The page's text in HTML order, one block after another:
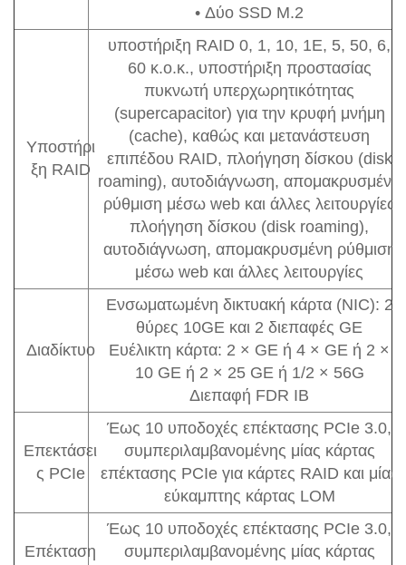
• Δύο SSD M.2
Υποστήρι
ξη RAID
υποστήριξη RAID 0, 1, 10, 1E, 5, 50, 6,
60 κ.ο.κ., υποστήριξη προστασίας
πυκνωτή υπερχωρητικότητας
(supercapacitor) για την κρυφή μνήμη
(cache), καθώς και μετανάστευση
επιπέδου RAID, πλοήγηση δίσκου (disk
roaming), αυτοδιάγνωση, απομακρυσμένη
ρύθμιση μέσω web και άλλες λειτουργίες
πλοήγηση δίσκου (disk roaming),
αυτοδιάγνωση, απομακρυσμένη ρύθμιση
μέσω web και άλλες λειτουργίες
Διαδίκτυο
Ενσωματωμένη δικτυακή κάρτα (NIC): 2
θύρες 10GE και 2 διεπαφές GE
Ευέλικτη κάρτα: 2 × GE ή 4 × GE ή 2 ×
10 GE ή 2 × 25 GE ή 1/2 × 56G
Διεπαφή FDR IB
Επεκτάσει
ς PCIe
Έως 10 υποδοχές επέκτασης PCIe 3.0,
συμπεριλαμβανομένης μίας κάρτας
επέκτασης PCIe για κάρτες RAID και μίας
εύκαμπτης κάρτας LOM
Επέκταση
Έως 10 υποδοχές επέκτασης PCIe 3.0,
συμπεριλαμβανομένης μίας κάρτας